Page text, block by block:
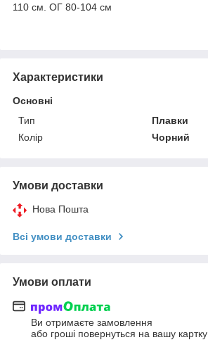
110 см. ОГ 80-104 см
Характеристики
Основні
Тип
Плавки
Колір
Чорний
Умови доставки
Нова Пошта
Всі умови доставки
Умови оплати
Ви отримаєте замовлення
або гроші повернуться на вашу картку